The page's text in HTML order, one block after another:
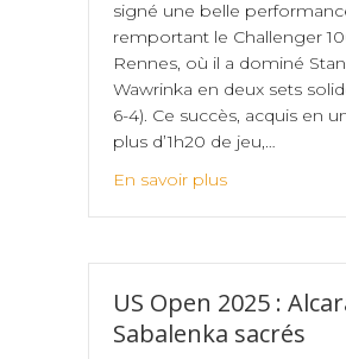
signé une belle
remportant le Challenger
Rennes, où il a dominé Stan
Wawrinka en deux sets
6-4). Ce succès, acquis en
plus d’1h20 de jeu,…
En savoir plus
US Open 2025 :
Sabalenka sacrés